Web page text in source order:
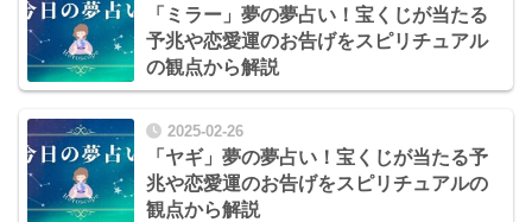
「ミラー」夢の夢占い！宝くじが当たる
予兆や恋愛運のお告げをスピリチュアル
の観点から解説
2025-02-26
「ヤギ」夢の夢占い！宝くじが当たる予
兆や恋愛運のお告げをスピリチュアルの
観点から解説